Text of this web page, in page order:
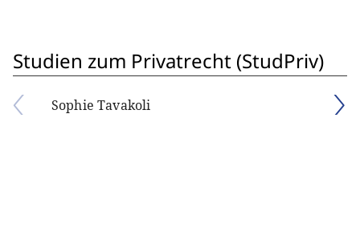
Studien zum Privatrecht (StudPriv)
Sophie Tavakoli